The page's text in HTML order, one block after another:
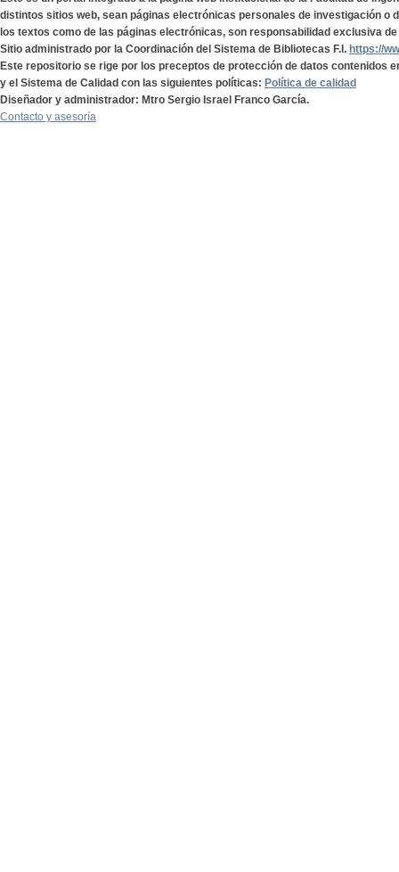
distintos sitios web, sean páginas electrónicas personales de investigación o
los textos como de las páginas electrónicas, son responsabilidad exclusiva
Sitio administrado por la Coordinación del Sistema de Bibliotecas F.I. https://
Este repositorio se rige por los preceptos de protección de datos contenidos
y el Sistema de Calidad con las siguientes políticas: Política de calidad
Diseñador y administrador: Mtro Sergio Israel Franco García.
Contacto y asesoría